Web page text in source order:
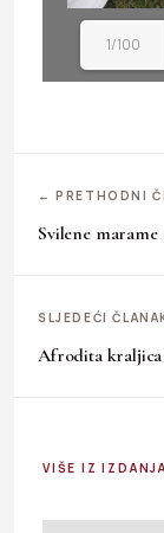
1/100
← PRETHODNI
Svilene
SLJEDEĆI
Afrodita kraljica
VIŠE IZ